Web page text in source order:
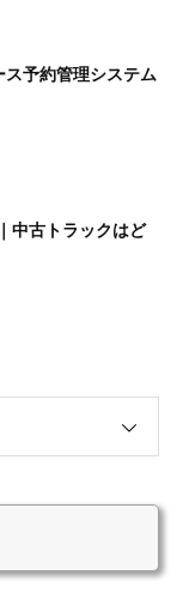
予約管理システム
中古トラックはど